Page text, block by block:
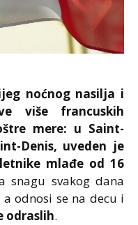
noćnog nasilja i
više francuskih
mere: u Saint-
Denis, uveden je
mlađe od 16
snagu svakog dana
a odnosi se na decu i
odraslih.